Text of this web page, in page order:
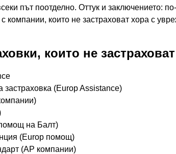
път поотделно. Оттук и заключението:
компании, които не застраховат хора с
които не
застраховка (Europ Assistance)
на Балт)
(Europ помощ)
(AP компании)